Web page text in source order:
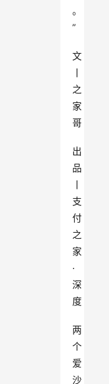
。
”
文
之
家
哥
出
品
支
付
之
家
·
深
度
两
个
爱
沙